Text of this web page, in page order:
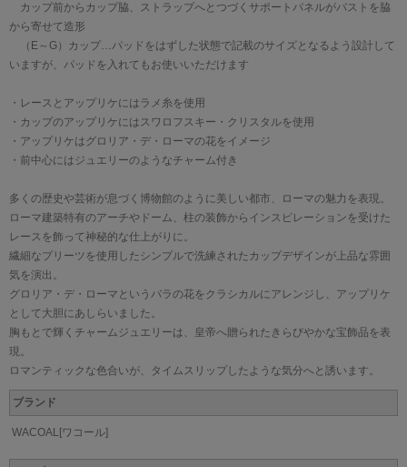
カップ前からカップ脇、ストラップへとつづくサポートパネルがバストを脇
から寄せて造形
（E～G）カップ…パッドをはずした状態で記載のサイズとなるよう設計して
いますが、パッドを入れてもお使いいただけます
・レースとアップリケにはラメ糸を使用
・カップのアップリケにはスワロフスキー・クリスタルを使用
・アップリケはグロリア・デ・ローマの花をイメージ
・前中心にはジュエリーのようなチャーム付き
多くの歴史や芸術が息づく博物館のように美しい都市、ローマの魅力を表現。
ローマ建築特有のアーチやドーム、柱の装飾からインスピレーションを受けた
レースを飾って神秘的な仕上がりに。
繊細なプリーツを使用したシンプルで洗練されたカップデザインが上品な雰囲
気を演出。
グロリア・デ・ローマというバラの花をクラシカルにアレンジし、アップリケ
として大胆にあしらいました。
胸もとで輝くチャームジュエリーは、皇帝へ贈られたきらびやかな宝飾品を表
現。
ロマンティックな色合いが、タイムスリップしたような気分へと誘います。
ブランド
WACOAL[ワコール]